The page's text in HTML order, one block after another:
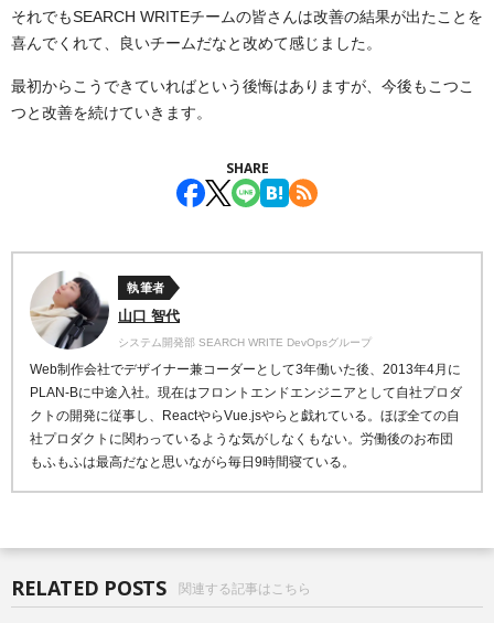
それでもSEARCH WRITEチームの皆さんは改善の結果が出たことを
喜んでくれて、良いチームだなと改めて感じました。
最初からこうできていればという後悔はありますが、今後もこつこ
つと改善を続けていきます。
SHARE
執筆者
山口 智代
システム開発部 SEARCH WRITE DevOpsグループ
Web制作会社でデザイナー兼コーダーとして3年働いた後、2013年4月に
PLAN-Bに中途入社。現在はフロントエンドエンジニアとして自社プロダ
クトの開発に従事し、ReactやらVue.jsやらと戯れている。ほぼ全ての自
社プロダクトに関わっているような気がしなくもない。労働後のお布団
もふもふは最高だなと思いながら毎日9時間寝ている。
RELATED POSTS 関連する記事はこちら